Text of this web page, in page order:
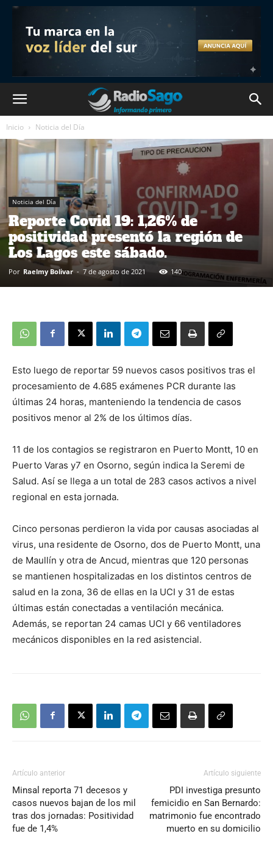
Inicio Noticia del Día
Noticia del Día
Reporte Covid 19: 1,26% de
positividad presentó la región de
Los Lagos este sábado.
Por Raelmy Bolivar - 7 de agosto de 2021 140
Esto luego de reportar 59 nuevos casos positivos tras el
procesamiento de 4.685 exámenes PCR durante las
últimas 24 horas, manteniendo la tendencia de casos
positivos menor al 2% de los últimos días.
11 de los contagios se registraron en Puerto Montt, 10 en
Puerto Varas y7 en Osorno, según indica la Seremi de
Salud. Así se llega a un total de 283 casos activos a nivel
regional en esta jornada.
Cinco personas perdieron la vida por causas asociadas al
virus, una residente de Osorno, dos de Puerto Montt, una
de Maullín y otra de Ancud, mientras que 120 personas
se mantienen hospitalizadas en los distintos centros de
salud en la zona, 36 de ellas en la UCI y 31 de estas
últimas están conectadas a ventilación mecánica.
Además, se reportan 24 camas UCI y 66 ventiladores
mecánicos disponibles en la red asistencial.
Artículo anterior
Minsal reporta 71 decesos y
casos nuevos bajan de los mil
tras dos jornadas: Positividad
fue de 1,4%
Artículo siguiente
PDI investiga presunto
femicidio en San Bernardo:
matrimonio fue encontrado
muerto en su domicilio